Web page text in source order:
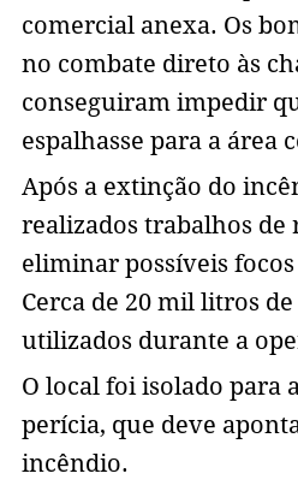
comercial anexa. Os
no combate direto às
conseguiram impedir
espalhasse para a área
Após a extinção do
realizados trabalhos de
eliminar possíveis
Cerca de 20 mil litros
utilizados durante a
O local foi isolado para
perícia, que deve
incêndio.